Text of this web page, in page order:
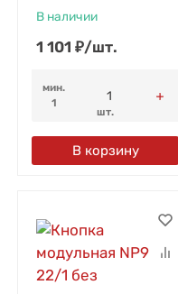
В наличии
1 101 ₽/шт.
мин.
1
шт.
В корзину